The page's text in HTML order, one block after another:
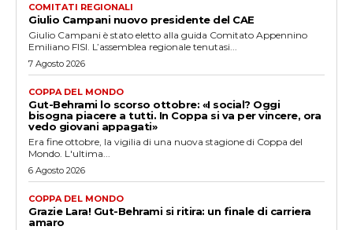
COMITATI REGIONALI
Giulio Campani nuovo presidente del CAE
Giulio Campani è stato eletto alla guida Comitato Appennino
Emiliano FISI. L’assemblea regionale tenutasi...
7 Agosto 2026
COPPA DEL MONDO
Gut-Behrami lo scorso ottobre: «I social? Oggi
bisogna piacere a tutti. In Coppa si va per vincere, ora
vedo giovani appagati»
Era fine ottobre, la vigilia di una nuova stagione di Coppa del
Mondo. L'ultima...
6 Agosto 2026
COPPA DEL MONDO
Grazie Lara! Gut-Behrami si ritira: un finale di carriera
amaro